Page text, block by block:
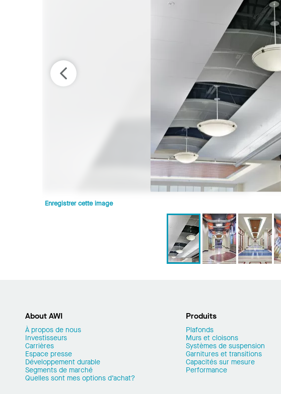
Enregistrer cette image
About AWI
À propos de nous
Investisseurs
Carrières
Espace presse
Développement durable
Segments de marché
Quelles sont mes options d’achat?
Produits
Plafonds
Murs et cloisons
Systèmes de suspension
Garnitures et transitions
Capacités sur mesure
Performance